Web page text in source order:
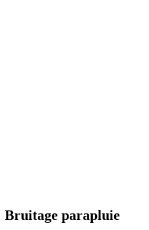
Bruitage parapluie